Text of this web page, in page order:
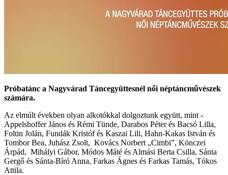
Próbatánc a Nagyvárad Táncegyüttesnél női néptáncművészek
számára.
Az elmúlt években olyan alkotókkal dolgoztunk együtt, mint -
Appelshoffer János és Rémi Tünde, Darabos Péter és Bacsó Lilla,
Foltin Jolán, Fundák Kristóf és Kaszai Lili, Hahn-Kakas István és
Tombor Bea, Juhász Zsolt, Kovács Norbert „Cimbi”, Könczei
Árpád, Mihályi Gábor, Módos Máté és Almási Berta Csilla, Sánta
Gergő és Sánta-Bíró Anna, Farkas Ágnes és Farkas Tamás, Tókos
Attila.